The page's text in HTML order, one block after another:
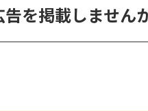
を掲載しません